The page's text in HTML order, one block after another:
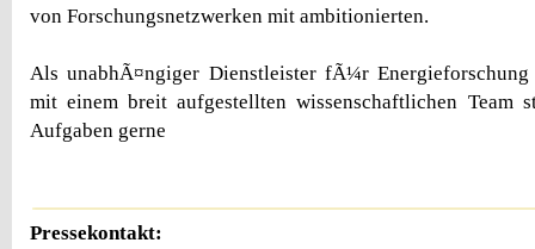
von Forschungsnetzwerken mit ambitionierten.
Als unabhÃ¤ngiger Dienstleister fÃ¼r Energieforschung
mit einem breit aufgestellten wissenschaftlichen Team
Aufgaben gerne
Pressekontakt: